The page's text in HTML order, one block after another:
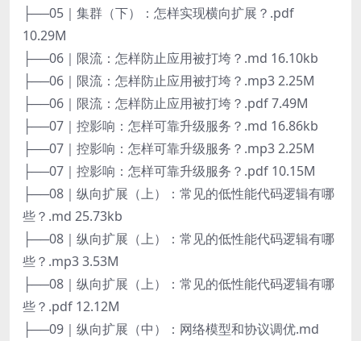
├──05｜集群（下）：怎样实现横向扩展？.pdf
10.29M
├──06｜限流：怎样防止应用被打垮？.md 16.10kb
├──06｜限流：怎样防止应用被打垮？.mp3 2.25M
├──06｜限流：怎样防止应用被打垮？.pdf 7.49M
├──07｜控影响：怎样可靠升级服务？.md 16.86kb
├──07｜控影响：怎样可靠升级服务？.mp3 2.25M
├──07｜控影响：怎样可靠升级服务？.pdf 10.15M
├──08｜纵向扩展（上）：常见的低性能代码逻辑有哪
些？.md 25.73kb
├──08｜纵向扩展（上）：常见的低性能代码逻辑有哪
些？.mp3 3.53M
├──08｜纵向扩展（上）：常见的低性能代码逻辑有哪
些？.pdf 12.12M
├──09｜纵向扩展（中）：网络模型和协议调优.md